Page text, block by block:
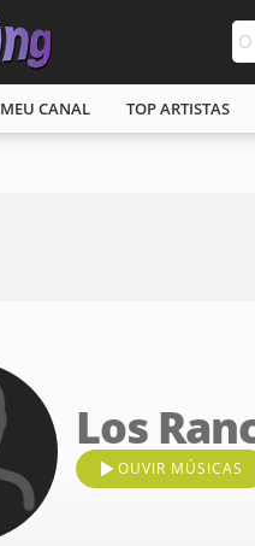
MEU CANAL TOP ARTISTAS
Los
OUVIR MÚSICAS